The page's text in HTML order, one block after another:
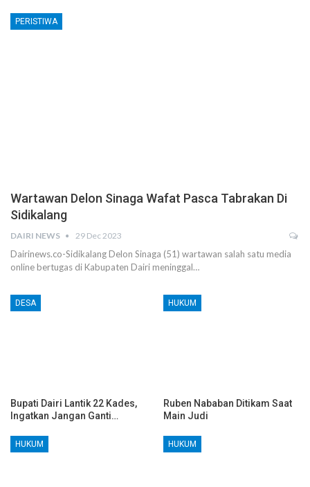
PERISTIWA
Wartawan Delon Sinaga Wafat Pasca Tabrakan Di
Sidikalang
DAIRI NEWS 29 Dec 2023
Dairinews.co-Sidikalang Delon Sinaga (51) wartawan salah satu media
online bertugas di Kabupaten Dairi meninggal…
DESA
Bupati Dairi Lantik 22 Kades,
Ingatkan Jangan Ganti…
HUKUM
Ruben Nababan Ditikam Saat
Main Judi
HUKUM HUKUM